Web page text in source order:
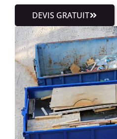
DEVIS GRATUIT